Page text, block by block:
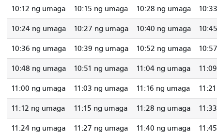
10:12 ng umaga 10:15 ng umaga 10:28 ng umaga
10:24 ng umaga 10:27 ng umaga 10:40 ng umaga
10:36 ng umaga 10:39 ng umaga 10:52 ng umaga
10:48 ng umaga 10:51 ng umaga 11:04 ng umaga
11:00 ng umaga 11:03 ng umaga 11:16 ng umaga
11:12 ng umaga 11:15 ng umaga 11:28 ng umaga
11:24 ng umaga 11:27 ng umaga 11:40 ng umaga